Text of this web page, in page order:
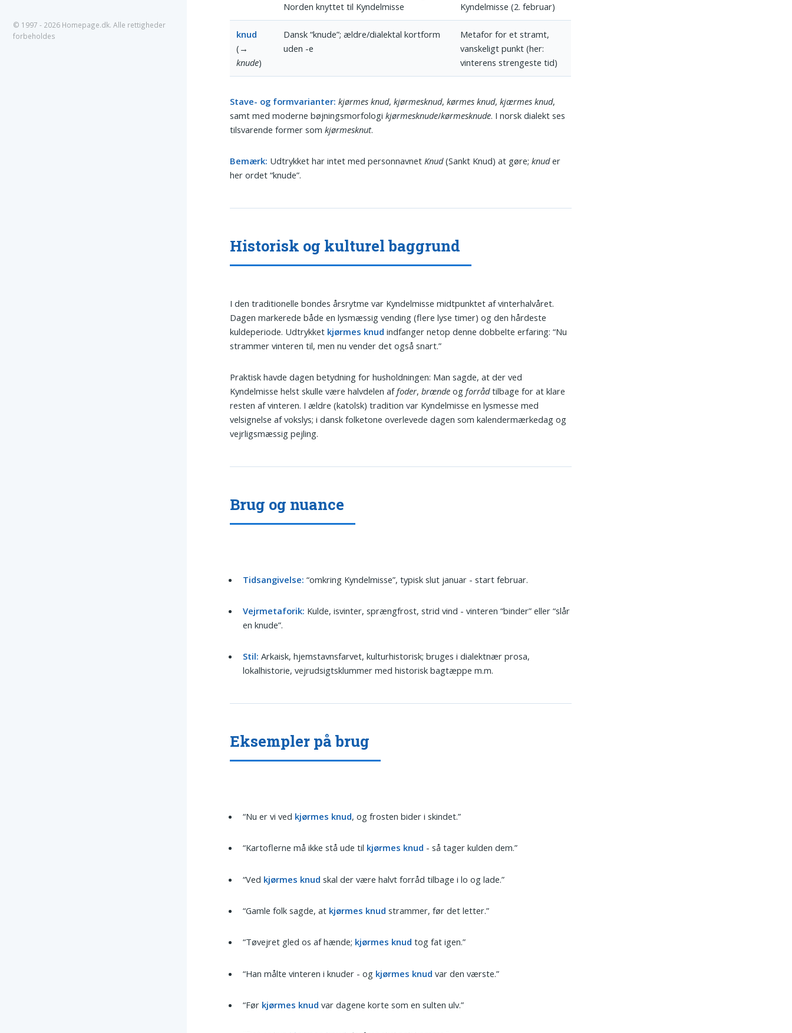
Norden knyttet til Kyndelmisse
Kyndelmisse (2. februar)
knud
(→
knude)
Dansk “knude”; ældre/dialektal kortform
uden -e
Metafor for et stramt,
vanskeligt punkt (her:
vinterens strengeste tid)
Stave- og formvarianter: kjørmes knud,kjørmesknud,kørmes knud,kjærmes knud,
samt med moderne bøjningsmorfologikjørmesknude/kørmesknude. I norsk dialekt ses
tilsvarende former somkjørmesknut.
Bemærk: Udtrykket har intet med personnavnet Knud(Sankt Knud) at gøre;knuder
her ordet “knude”.
Historisk og kulturel baggrund
I den traditionelle bondes årsrytme var Kyndelmisse midtpunktet af vinterhalvåret.
Dagen markerede både en lysmæssig vending (flere lyse timer) og den hårdeste
kuldeperiode. Udtrykket kjørmes knud indfanger netop denne dobbelte erfaring: “Nu
strammer vinteren til, men nu vender det også snart.”
Praktisk havde dagen betydning for husholdningen: Man sagde, at der ved
Kyndelmisse helst skulle være halvdelen affoder,brænde ogforrådtilbage for at klare
resten af vinteren. I ældre (katolsk) tradition var Kyndelmisse en lysmesse med
velsignelse af vokslys; i dansk folketone overlevede dagen som kalendermærkedag og
vejrligsmæssig pejling.
Brug og nuance
Tidsangivelse: “omkring Kyndelmisse”, typisk slut januar - start februar.
Vejrmetaforik: Kulde, isvinter, sprængfrost, strid vind - vinteren “binder” eller “slår
en knude”.
Stil: Arkaisk, hjemstavnsfarvet, kulturhistorisk; bruges i dialektnær prosa,
lokalhistorie, vejrudsigtsklummer med historisk bagtæppe m.m.
Eksempler på brug
“Nu er vi ved kjørmes knud, og frosten bider i skindet.”
“Kartoflerne må ikke stå ude til kjørmes knud - så tager kulden dem.”
“Ved kjørmes knud skal der være halvt forråd tilbage i lo og lade.”
“Gamle folk sagde, at kjørmes knud strammer, før det letter.”
“Tøvejret gled os af hænde; kjørmes knud tog fat igen.”
“Han målte vinteren i knuder - og kjørmes knud var den værste.”
“Før kjørmes knud var dagene korte som en sulten ulv.”
© 1997 - 2026 Homepage.dk. Alle rettigheder
forbeholdes